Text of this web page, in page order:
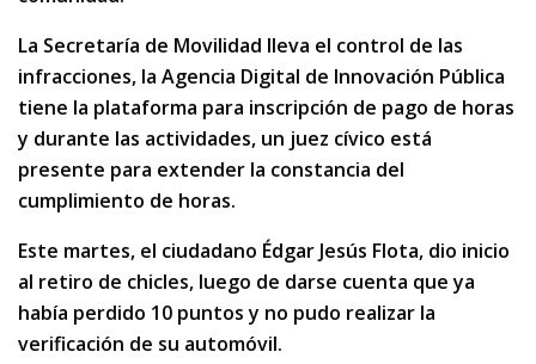
La Secretaría de Movilidad lleva el control de las
infracciones, la Agencia Digital de Innovación Pública
tiene la plataforma para inscripción de pago de horas
y durante las actividades, un juez cívico está
presente para extender la constancia del
cumplimiento de horas.
Este martes, el ciudadano Édgar Jesús Flota, dio inicio
al retiro de chicles, luego de darse cuenta que ya
había perdido 10 puntos y no pudo realizar la
verificación de su automóvil.